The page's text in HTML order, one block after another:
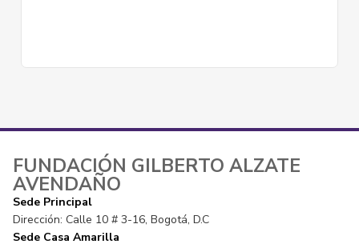
FUNDACIÓN GILBERTO ALZATE
AVENDAÑO
Sede Principal
Dirección: Calle 10 # 3-16, Bogotá, D.C
Sede Casa Amarilla